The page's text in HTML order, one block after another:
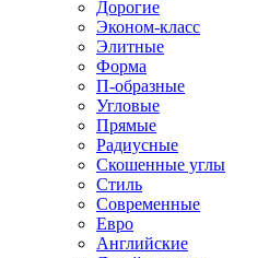
Дорогие
Эконом-класс
Элитные
Форма
П-образные
Угловые
Прямые
Радиусные
Скошенные углы
Стиль
Современные
Евро
Английские